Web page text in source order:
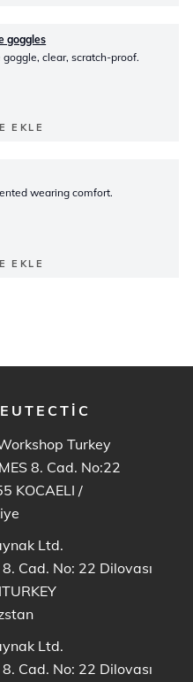
goggles
goggle, clear, scratch-proof.
EKLE
wearing comfort.
EKLE
Turkey
8. Cad. No:22
KOCAELI /
Ltd.
Cad. No: 22 Dilovası
Ltd.
Cad. No: 22 Dilovası